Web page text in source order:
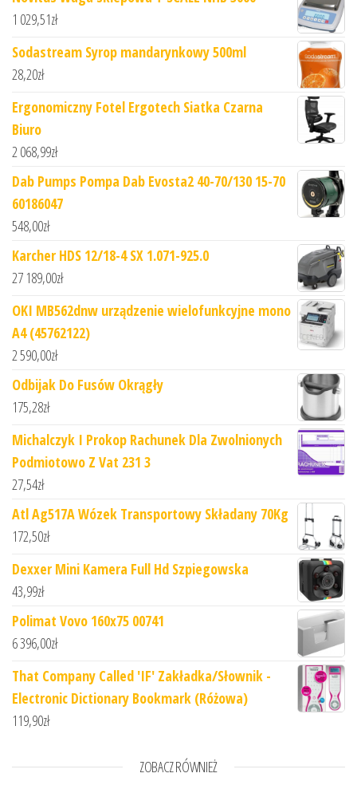
1 029,51zł
Sodastream Syrop mandarynkowy 500ml
28,20zł
Ergonomiczny Fotel Ergotech Siatka Czarna
Biuro
2 068,99zł
Dab Pumps Pompa Dab Evosta2 40-70/130 15-70
60186047
548,00zł
Karcher HDS 12/18-4 SX 1.071-925.0
27 189,00zł
OKI MB562dnw urządzenie wielofunkcyjne mono
A4 (45762122)
2 590,00zł
Odbijak Do Fusów Okrągły
175,28zł
Michalczyk I Prokop Rachunek Dla Zwolnionych
Podmiotowo Z Vat 231 3
27,54zł
Atl Ag517A Wózek Transportowy Składany 70Kg
172,50zł
Dexxer Mini Kamera Full Hd Szpiegowska
43,99zł
Polimat Vovo 160x75 00741
6 396,00zł
That Company Called 'IF' Zakładka/Słownik -
Electronic Dictionary Bookmark (Różowa)
119,90zł
ZOBACZ RÓWNIEŻ